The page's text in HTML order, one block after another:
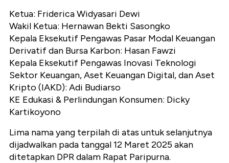
Ketua: Friderica Widyasari Dewi
Wakil Ketua: Hernawan Bekti Sasongko
Kepala Eksekutif Pengawas Pasar Modal Keuangan
Derivatif dan Bursa Karbon: Hasan Fawzi
Kepala Eksekutif Pengawas Inovasi Teknologi
Sektor Keuangan, Aset Keuangan Digital, dan Aset
Kripto (IAKD): Adi Budiarso
KE Edukasi & Perlindungan Konsumen: Dicky
Kartikoyono
Lima nama yang terpilah di atas untuk selanjutnya
dijadwalkan pada tanggal 12 Maret 2025 akan
ditetapkan DPR dalam Rapat Paripurna.